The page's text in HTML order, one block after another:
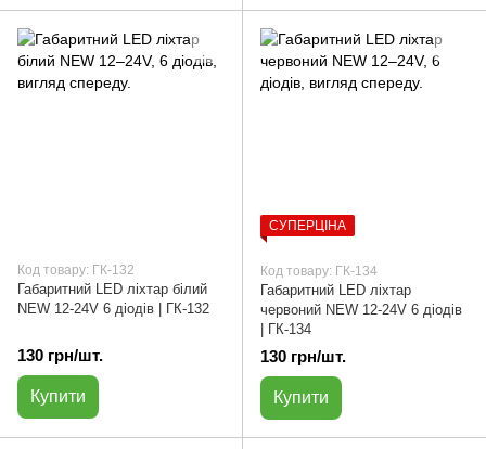
Код товару: ГК-132
Габаритний LED ліхтар білий
NEW 12-24V 6 діодів | ГК-132
130 грн/шт.
Купити
СУПЕРЦІНА
Код товару: ГК-134
Габаритний LED ліхтар
червоний NEW 12-24V 6 діодів
| ГК-134
130 грн/шт.
Купити